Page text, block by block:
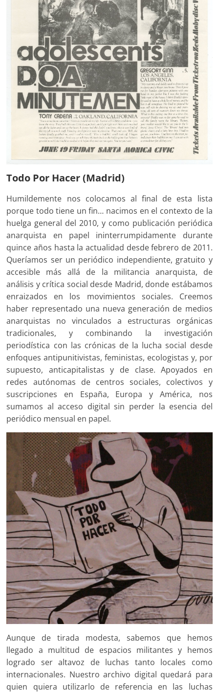
Todo Por Hacer (Madrid)
Humildemente nos colocamos al final de esta lista
porque todo tiene un fin… nacimos en el contexto de la
huelga general del 2010, y como publicación periódica
anarquista en papel ininterrumpidamente durante
quince años hasta la actualidad desde febrero de 2011.
Queríamos ser un periódico independiente, gratuito y
accesible más allá de la militancia anarquista, de
análisis y crítica social desde Madrid, donde estábamos
enraizados en los movimientos sociales. Creemos
haber representado una nueva generación de medios
anarquistas no vinculados a estructuras orgánicas
tradicionales, y combinando la investigación
periodística con las crónicas de la lucha social desde
enfoques antipunitivistas, feministas, ecologistas y, por
supuesto, anticapitalistas y de clase. Apoyados en
redes autónomas de centros sociales, colectivos y
suscripciones en España, Europa y América, nos
sumamos al acceso digital sin perder la esencia del
periódico mensual en papel.
Aunque de tirada modesta, sabemos que hemos
llegado a multitud de espacios militantes y hemos
logrado ser altavoz de luchas tanto locales como
internacionales. Nuestro archivo digital quedará para
quien quiera utilizarlo de referencia en las luchas